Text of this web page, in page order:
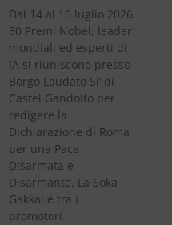
Dal 14 al 16 luglio 2026,
30 Premi Nobel, leader
mondiali ed esperti di
IA si riuniscono presso
Borgo Laudato Si’ di
Castel Gandolfo per
redigere la
Dichiarazione di Roma
per una Pace
Disarmata e
Disarmante. La Soka
Gakkai è tra i
promotori.